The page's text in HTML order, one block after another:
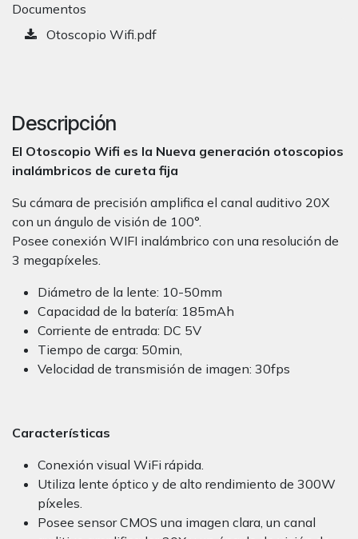
Documentos
Otoscopio Wifi.pdf
Descripción
El Otoscopio Wifi es la Nueva generación otoscopios
inalámbricos de cureta fija
Su cámara de precisión amplifica el canal auditivo 20X
con un ángulo de visión de 100°.
Posee conexión WIFI inalámbrico con una resolución de
3 megapíxeles.
Diámetro de la lente: 10-50mm
Capacidad de la batería: 185mAh
Corriente de entrada: DC 5V
Tiempo de carga: 50min,
Velocidad de transmisión de imagen: 30fps
Características
Conexión visual WiFi rápida.
Utiliza lente óptico y de alto rendimiento de 300W
píxeles.
Posee sensor CMOS una imagen clara, un canal